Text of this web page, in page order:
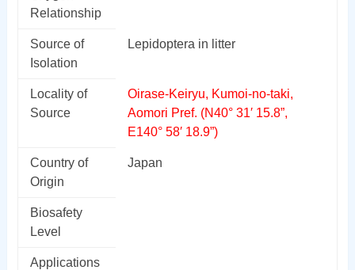
Relationship
Source of
Isolation
Lepidoptera in litter
Locality of
Source
Oirase-Keiryu, Kumoi-no-taki,
Aomori Pref. (N40° 31′ 15.8”,
E140° 58′ 18.9”)
Country of
Origin
Japan
Biosafety
Level
Applications